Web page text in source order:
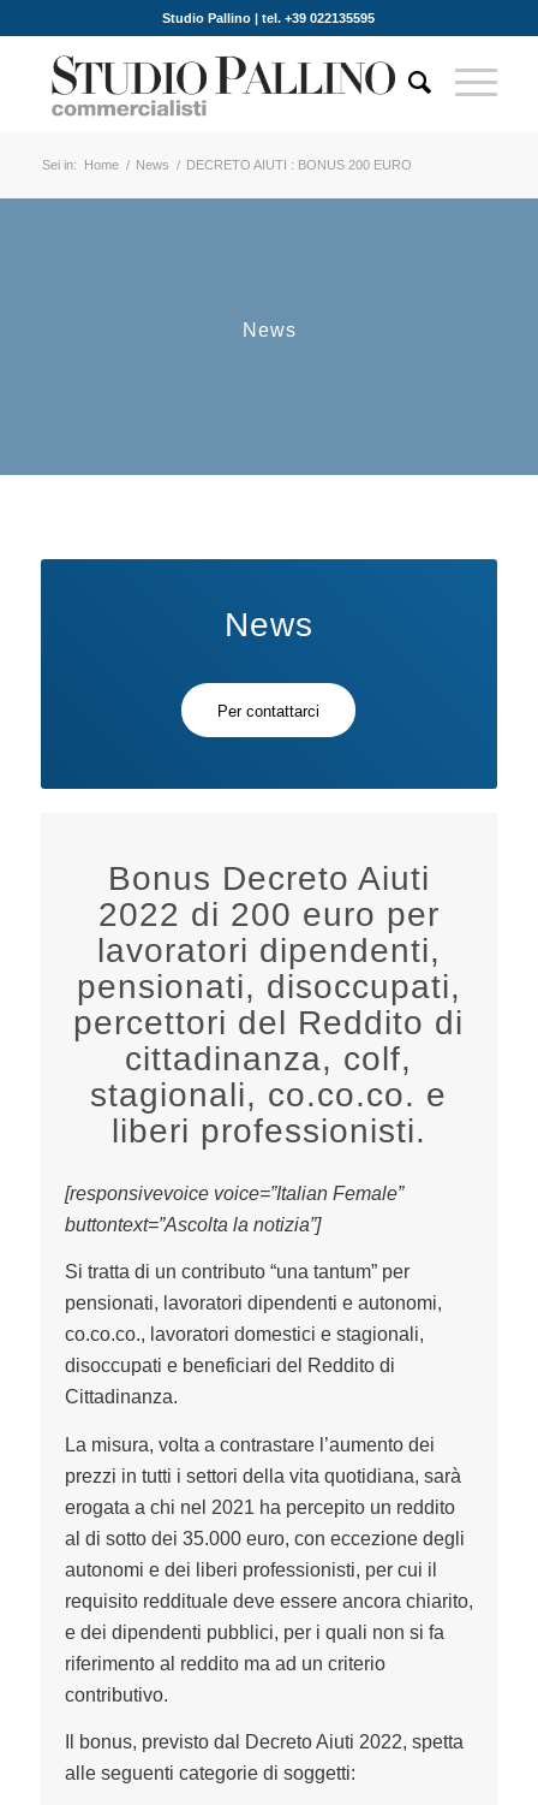
Studio Pallino | tel. +39 022135595
Sei in: Home / News / DECRETO AIUTI : BONUS 200 EURO
News
News
Per contattarci
Bonus Decreto Aiuti
2022 di 200 euro per
lavoratori dipendenti,
pensionati, disoccupati,
percettori del Reddito di
cittadinanza, colf,
stagionali, co.co.co. e
liberi professionisti.
[responsivevoice voice=”Italian Female”
buttontext=”Ascolta la notizia”]
Si tratta di un contributo “una tantum” per
pensionati, lavoratori dipendenti e autonomi,
co.co.co., lavoratori domestici e stagionali,
disoccupati e beneficiari del Reddito di
Cittadinanza.
La misura, volta a contrastare l’aumento dei
prezzi in tutti i settori della vita quotidiana, sarà
erogata a chi nel 2021 ha percepito un reddito
al di sotto dei 35.000 euro, con eccezione degli
autonomi e dei liberi professionisti, per cui il
requisito reddituale deve essere ancora chiarito,
e dei dipendenti pubblici, per i quali non si fa
riferimento al reddito ma ad un criterio
contributivo.
Il bonus, previsto dal Decreto Aiuti 2022, spetta
alle seguenti categorie di soggetti: